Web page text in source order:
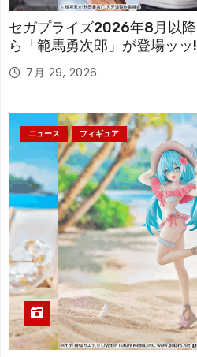
セガプライズ2026年8月以
ら「範馬勇次郎」が登場ッッ
7月 29, 2026
ニュース フィギュア